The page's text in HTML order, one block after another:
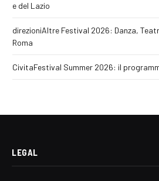
e del Lazio
direzioniAltre Festival 2026: Danza,
Roma
CivitaFestival Summer 2026: il
LEGAL